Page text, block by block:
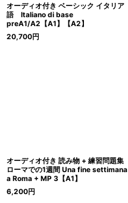
オーディオ付き ベーシック イタリア
語 Italiano di base
preA1/A2【A1】【A2】
20,700円
オーディオ付き 読み物 + 練習問題集
ローマでの1週間 Una fine settimana
a Roma + MP 3【A1】
6,200円